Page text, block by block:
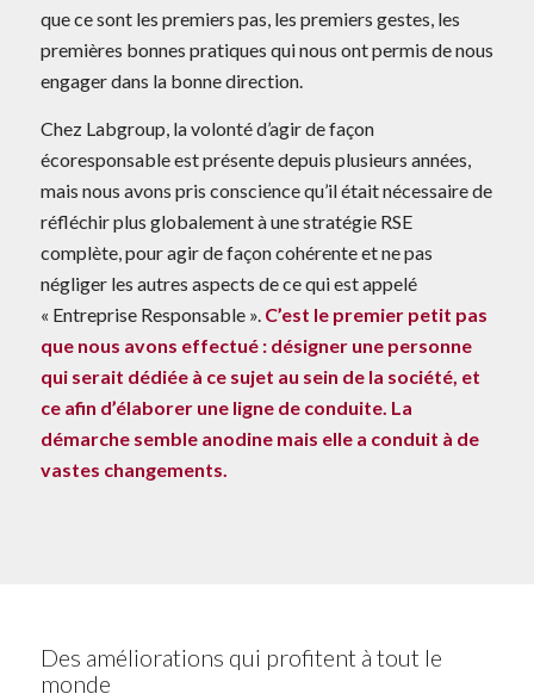
que ce sont les premiers pas, les premiers gestes, les
premières bonnes pratiques qui nous ont permis de nous
engager dans la bonne direction.
Chez Labgroup, la volonté d’agir de façon
écoresponsable est présente depuis plusieurs années,
mais nous avons pris conscience qu’il était nécessaire de
réfléchir plus globalement à une stratégie RSE
complète, pour agir de façon cohérente et ne pas
négliger les autres aspects de ce qui est appelé
« Entreprise Responsable». C’est le premier petit pas
que nous avons effectué : désigner une personne
qui serait dédiée à ce sujet au sein de la société, et
ce afin d’élaborer une ligne de conduite. La
démarche semble anodine mais elle a conduit à de
vastes changements.
Des améliorations qui profitent à tout le
monde